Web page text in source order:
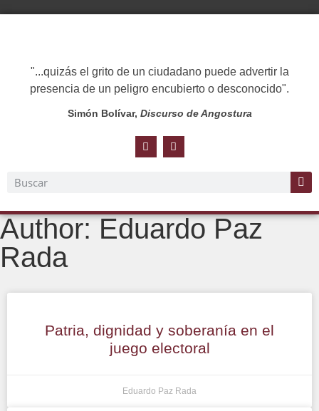
"...quizás el grito de un ciudadano puede advertir la
presencia de un peligro encubierto o desconocido".
Simón Bolívar, Discurso de Angostura
Author: Eduardo Paz
Rada
Patria, dignidad y soberanía en el
juego electoral
Eduardo Paz Rada